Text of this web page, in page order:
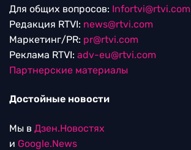
Для общих вопросов: Infortvi@rtvi.com
Редакция RTVI: news@rtvi.com
Маркетинг/PR: pr@rtvi.com
Реклама RTVI: adv-eu@rtvi.com
Партнерские материалы
Достойные новости
Мы в Дзен.Новостях
и Google.News